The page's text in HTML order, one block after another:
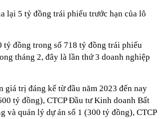
lại 5 tỷ đồng trái phiếu trước hạn của lô
tỷ đồng trong số 718 tỷ đồng trái phiếu
tháng 2, đây là lần thứ 3 doanh nghiệp
giá trị đáng kể từ đầu năm 2023 đến nay
tỷ đồng), CTCP Đầu tư Kinh doanh Bất
và quản lý dự án số 1 (300 tỷ đồng), CTCP